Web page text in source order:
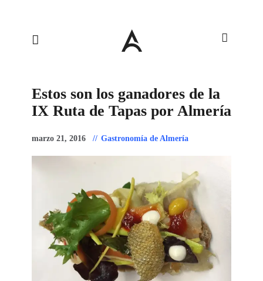
Estos son los ganadores de la
IX Ruta de Tapas por Almería
marzo 21, 2016 Gastronomía de Almería